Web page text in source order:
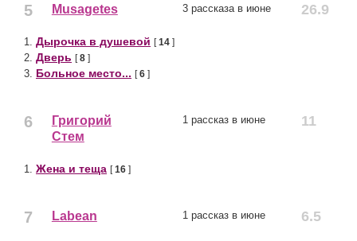
5 Musagetes 3 рассказа в июне 26.9
1. Дырочка в душевой [14 ]
2. Дверь [8 ]
3. Больное место... [6 ]
6
Григорий
Стем
1 рассказ в июне 11
1. Жена и теща [16 ]
7 Labean 1 рассказ в июне 6.5